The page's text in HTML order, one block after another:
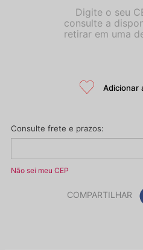
Não sei meu CEP
COMPARTILHAR